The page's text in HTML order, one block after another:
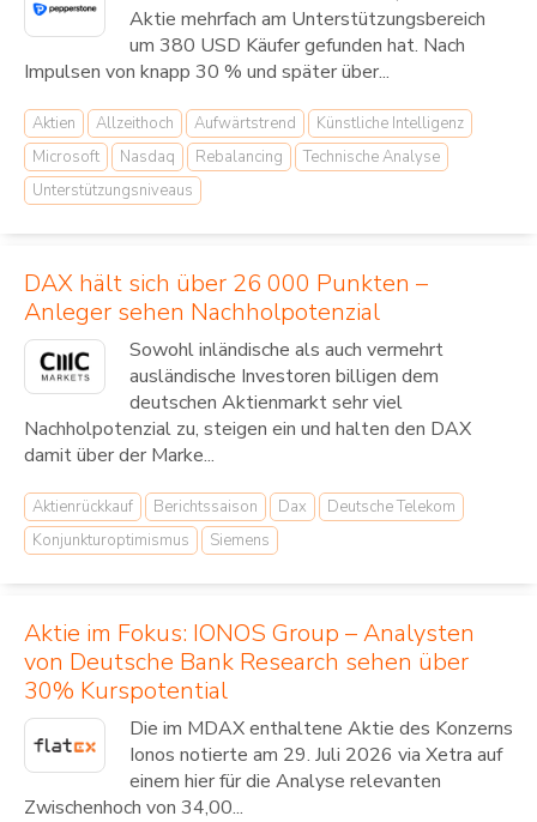
Aktie mehrfach am Unterstützungsbereich
um 380 USD Käufer gefunden hat. Nach
Impulsen von knapp 30 % und später über...
Aktien Allzeithoch Aufwärtstrend
Künstliche Intelligenz
Microsoft
Nasdaq Rebalancing
Technische Analyse
Unterstützungsniveaus
DAX hält sich über 26 000 Punkten –
Anleger sehen Nachholpotenzial
Sowohl inländische als auch vermehrt
ausländische Investoren billigen dem
deutschen Aktienmarkt sehr viel
Nachholpotenzial zu, steigen ein und halten den DAX
damit über der Marke...
Aktienrückkauf Berichtssaison Dax
Deutsche Telekom
Konjunkturoptimismus
Siemens
Aktie im Fokus: IONOS Group – Analysten
von Deutsche Bank Research sehen über
30% Kurspotential
Die im MDAX enthaltene Aktie des Konzerns
Ionos notierte am 29. Juli 2026 via Xetra auf
einem hier für die Analyse relevanten
Zwischenhoch von 34,00...